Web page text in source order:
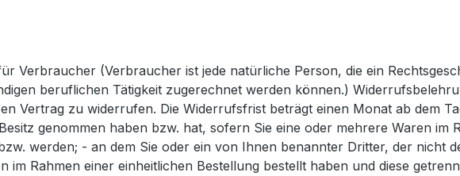
(Verbraucher ist jede natürliche Person, die ein
beruflichen Tätigkeit zugerechnet werden können.)
Vertrag zu widerrufen. Die Widerrufsfrist beträgt einen Monat ab dem
genommen haben bzw. hat, sofern Sie eine oder mehrere Waren im
werden; - an dem Sie oder ein von Ihnen benannter Dritter, der nicht
Rahmen einer einheitlichen Bestellung bestellt haben und diese